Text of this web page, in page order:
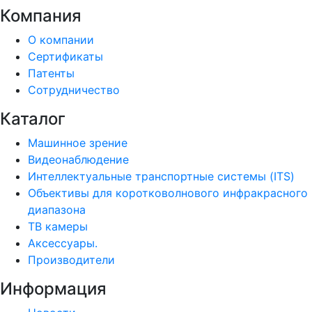
Компания
О компании
Сертификаты
Патенты
Сотрудничество
Каталог
Машинное зрение
Видеонаблюдение
Интеллектуальные транспортные системы (ITS)
Объективы для коротковолнового инфракрасного
диапазона
ТВ камеры
Аксессуары.
Производители
Информация